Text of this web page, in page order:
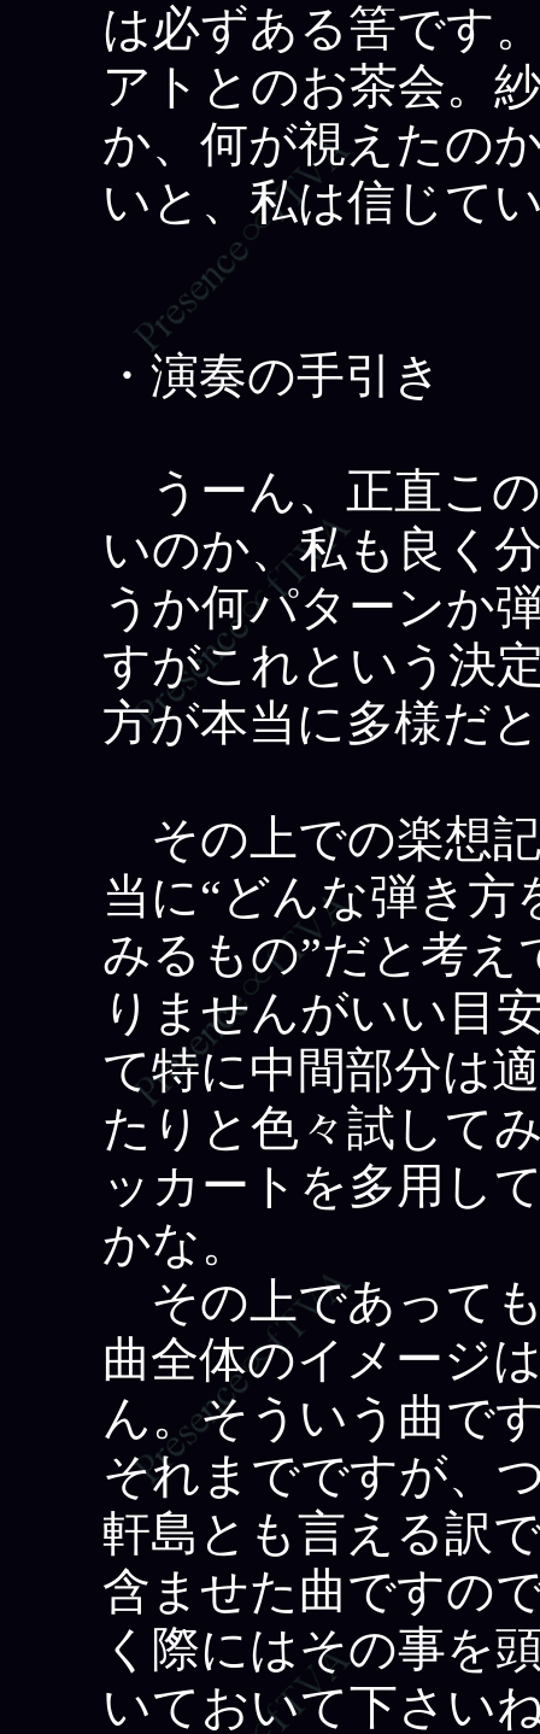
は必ずある筈です
アトとのお茶会。
か、何が視えたの
いと、私は信じて
・演奏の手引き
うーん、正直こ
いのか、私も良く
うか何パターンか
すがこれという決
方が本当に多様だ
その上での楽想
当に“どんな弾き
みるもの”だと考
りませんがいい目
て特に中間部分は
たりと色々試して
ッカートを多用し
かな。
その上であって
曲全体のイメージ
ん。そういう曲で
それまでですが、
軒島とも言える訳
含ませた曲ですの
く際にはその事を
いておいて下さい